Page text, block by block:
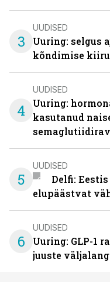
3
UUDISED
Uuring: selgus
kõndimise
4
UUDISED
Uuring:
kasutanud
5
UUDISED
Delfi:
elupäästvat
6
UUDISED
Uuring: GLP-1
juuste